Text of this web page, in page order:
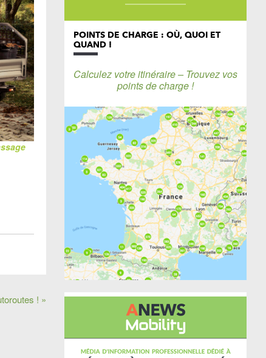
! »
POINTS DE CHARGE : OÙ, QUOI ET
QUAND !
Calculez votre itinéraire – Trouvez vos
points de charge !